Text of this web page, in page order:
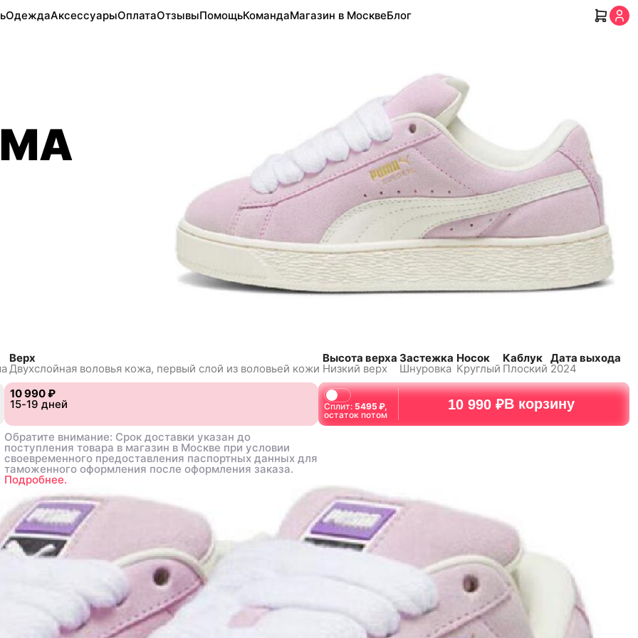
ОдеждаАксессуарыОплатаОтзывыПомощьКомандаМагазин в МосквеБлог
Верх
Двухслойная воловья кожа, первый слой из воловьей кожи
Высота верха
Низкий верх
Застежка
Шнуровка
Носок
Круглый
Каблук
Плоский
Дата выхода
2024
42 42.5
10 990 ₽
15-19 дней
Обратите внимание: Срок доставки указан до
поступления товара в магазин в Москве при условии
своевременного предоставления паспортных данных для
таможенного оформления после оформления заказа.
Подробнее.
42 42.5
10 990 ₽
15-19 дней
Обратите внимание: Срок доставки указан до
поступления товара в магазин в Москве при условии
своевременного предоставления паспортных данных для
таможенного оформления после оформления заказа.
Подробнее.
Сплит: 5495 ₽,
остаток потом
10 990 ₽В корзину